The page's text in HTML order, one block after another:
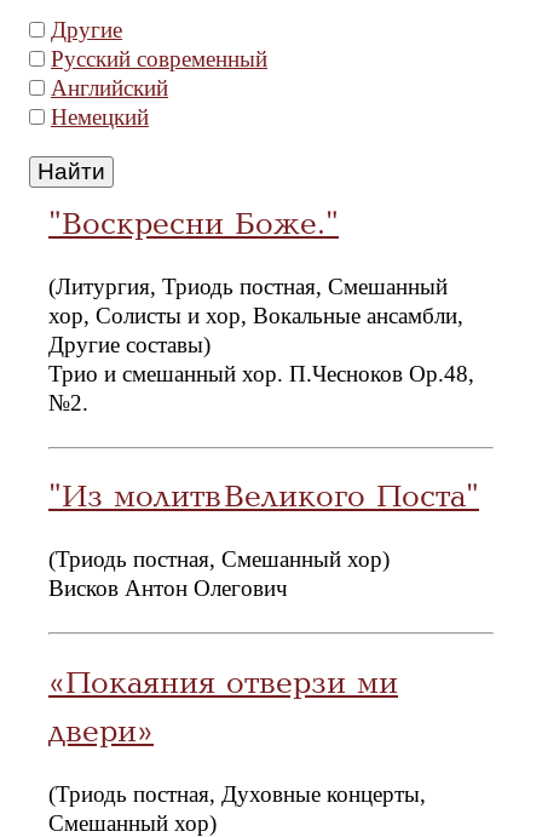
Другие
Русский современный
Английский
Немецкий
"Воскресни Боже."
(Литургия, Триодь постная, Смешанный
хор, Солисты и хор, Вокальные ансамбли,
Другие составы)
Трио и смешанный хор. П.Чесноков Op.48,
№2.
"Из молитв Великого Поста"
(Триодь постная, Смешанный хор)
Висков Антон Олегович
«Покаяния отверзи ми
двери»
(Триодь постная, Духовные концерты,
Смешанный хор)